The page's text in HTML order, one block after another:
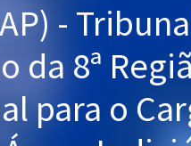
-
da 8ª
para o